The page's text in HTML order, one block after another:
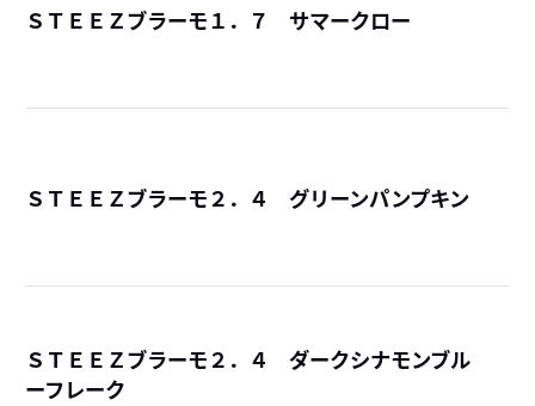
ＳＴＥＥＺブラーモ１．７ サマークロー
ＳＴＥＥＺブラーモ２．４ グリーンパンプキン
ＳＴＥＥＺブラーモ２．４ ダークシナモンブル
ーフレーク